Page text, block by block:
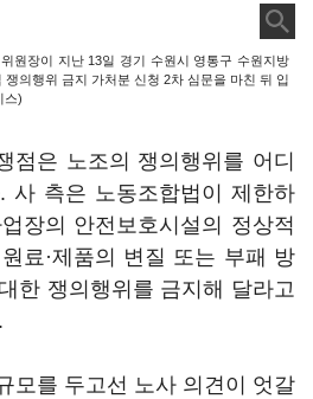
원장이 지난 13일 경기 수원시 영통구 수원지방
의행위 금지 가처분 신청 2차 심문을 마친 뒤 입
스)
점은 노조의 쟁의행위를 어디
사 측은 노동조합법이 제한하
장의 안전보호시설의 정상적
료·제품의 변질 또는 부패 방
한 쟁의행위를 금지해 달라고
모를 두고선 노사 의견이 엇갈